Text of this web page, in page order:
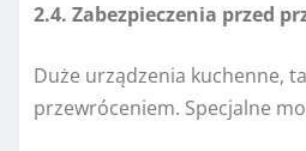
2.4. Zabezpieczenia przed
Duże urządzenia kuchenne,
przewróceniem. Specjalne